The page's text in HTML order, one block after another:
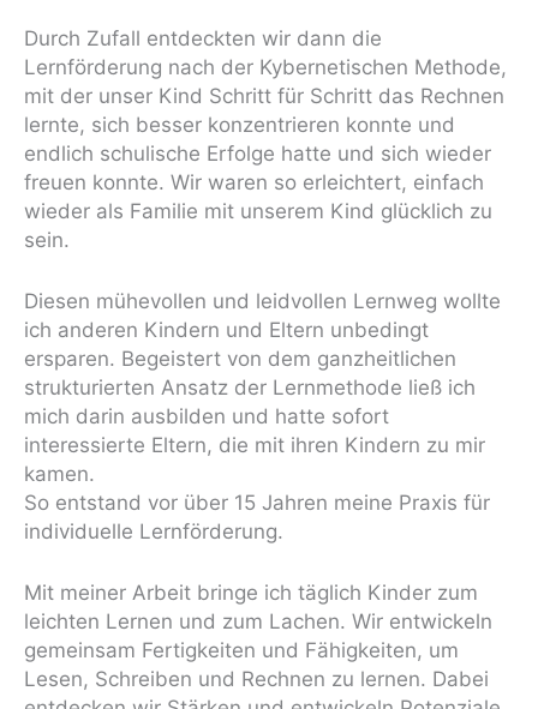
Durch Zufall entdeckten wir dann die
Lernförderung nach der Kybernetischen Methode,
mit der unser Kind Schritt für Schritt das Rechnen
lernte, sich besser konzentrieren konnte und
endlich schulische Erfolge hatte und sich wieder
freuen konnte. Wir waren so erleichtert, einfach
wieder als Familie mit unserem Kind glücklich zu
sein.
Diesen mühevollen und leidvollen Lernweg wollte
ich anderen Kindern und Eltern unbedingt
ersparen. Begeistert von dem ganzheitlichen
strukturierten Ansatz der Lernmethode ließ ich
mich darin ausbilden und hatte sofort
interessierte Eltern, die mit ihren Kindern zu mir
kamen.
So entstand vor über 15 Jahren meine Praxis für
individuelle Lernförderung.
Mit meiner Arbeit bringe ich täglich Kinder zum
leichten Lernen und zum Lachen. Wir entwickeln
gemeinsam Fertigkeiten und Fähigkeiten, um
Lesen, Schreiben und Rechnen zu lernen. Dabei